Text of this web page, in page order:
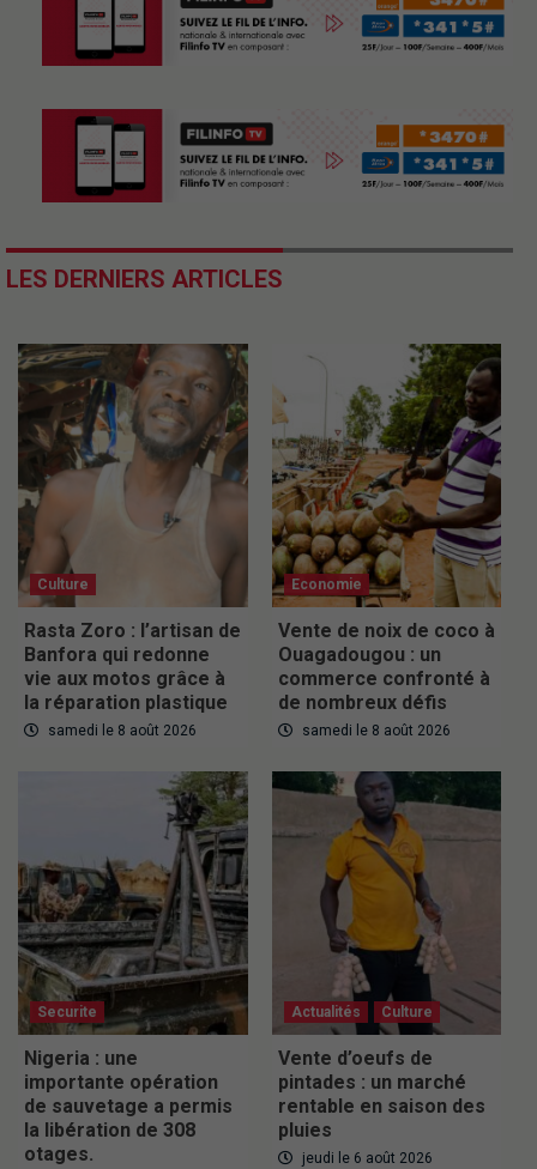
LES DERNIERS ARTICLES
Culture
Rasta Zoro : l’artisan de
Banfora qui redonne
vie aux motos grâce à
la réparation plastique
samedi le 8 août 2026
Economie
Vente de noix de coco à
Ouagadougou : un
commerce confronté à
de nombreux défis
samedi le 8 août 2026
Securite
Nigeria : une
importante opération
de sauvetage a permis
la libération de 308
otages.
Actualités Culture
Vente d’oeufs de
pintades : un marché
rentable en saison des
pluies
jeudi le 6 août 2026